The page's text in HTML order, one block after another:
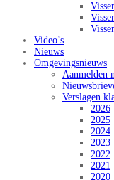
Video’s
Nieuws
Omgevingsnieuws
Aanmelden
Verslagen
2026
2025
2024
2023
2022
2021
2020